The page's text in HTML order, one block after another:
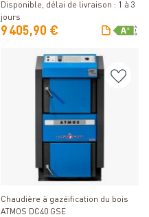
Disponible, délai de livraison : 1 à 3
jours
9 405,90 €
Détails
Chaudière à gazéification du bois
ATMOS DC40 GSE